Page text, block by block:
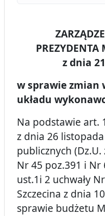
PREZYDENTA
z dnia
w sprawie zmian
układu
Na podstawie art.
z dnia 26
publicznych (Dz.U.
Nr 45 poz.391 i Nr
ust.1i 2 uchwały
Szczecina z dnia
sprawie budżetu